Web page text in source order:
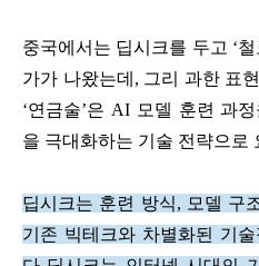
중국에서는 딥시크를 두고 ‘
가가 나왔는데, 그리 과한 표
‘연금술’은 AI 모델 훈련 과
을 극대화하는 기술 전략으로
딥시크는 훈련 방식, 모델 구
기존 빅테크와 차별화된 기